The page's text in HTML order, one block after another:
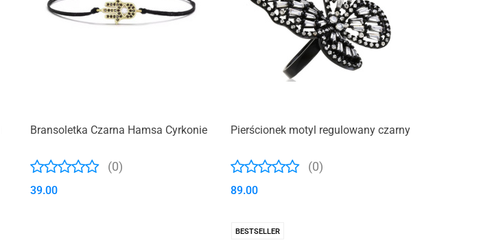
Bransoletka Czarna Hamsa Cyrkonie
(0)
39.00
Pierścionek motyl regulowany czarny
(0)
89.00
BESTSELLER